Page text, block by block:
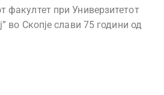
факултет при Универзитетот
во Скопје слави 75 години од